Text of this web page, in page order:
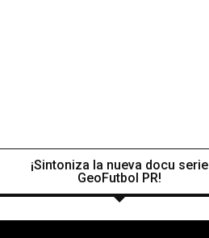
¡Sintoniza la nueva docu serie
GeoFutbol PR!